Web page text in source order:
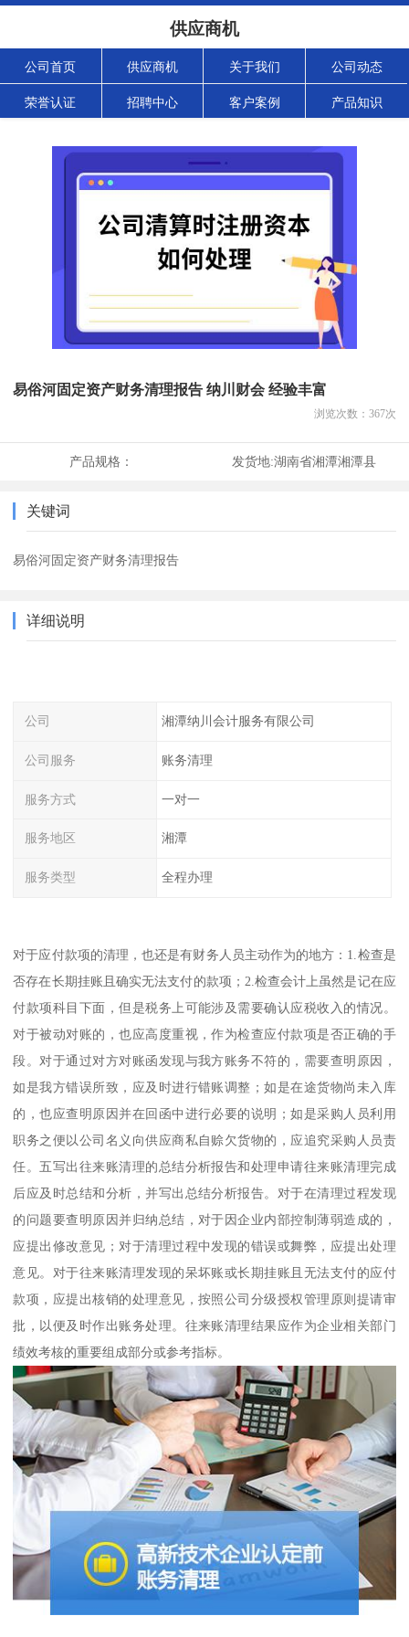
供应商机
公司首页 供应商机 关于我们 公司动态
荣誉认证 招聘中心 客户案例 产品知识
易俗河固定资产财务清理报告 纳川财会 经验丰富
浏览次数： 367次
产品规格： 发货地:湖南省湘潭湘潭县
关键词
易俗河固定资产财务清理报告
详细说明
公司 湘潭纳川会计服务有限公司
公司服务 账务清理
服务方式 一对一
服务地区 湘潭
服务类型 全程办理
对于应付款项的清理，也还是有财务人员主动作为的地方：1.检查是
否存在长期挂账且确实无法支付的款项；2.检查会计上虽然是记在应
付款项科目下面，但是税务上可能涉及需要确认应税收入的情况。
对于被动对账的，也应高度重视，作为检查应付款项是否正确的手
段。对于通过对方对账函发现与我方账务不符的，需要查明原因，
如是我方错误所致，应及时进行错账调整；如是在途货物尚未入库
的，也应查明原因并在回函中进行必要的说明；如是采购人员利用
职务之便以公司名义向供应商私自赊欠货物的，应追究采购人员责
任。五写出往来账清理的总结分析报告和处理申请往来账清理完成
后应及时总结和分析，并写出总结分析报告。对于在清理过程发现
的问题要查明原因并归纳总结，对于因企业内部控制薄弱造成的，
应提出修改意见；对于清理过程中发现的错误或舞弊，应提出处理
意见。对于往来账清理发现的呆坏账或长期挂账且无法支付的应付
款项，应提出核销的处理意见，按照公司分级授权管理原则提请审
批，以便及时作出账务处理。往来账清理结果应作为企业相关部门
绩效考核的重要组成部分或参考指标。